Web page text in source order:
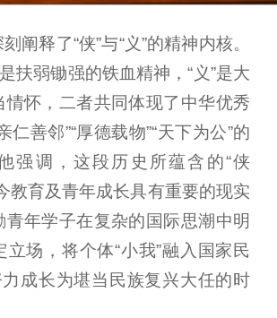
阐释了“侠”与“义”的精神内核。
扶弱锄强的铁血精神，“义”是大
情怀，二者共同体现了中华优秀
仁善邻”“厚德载物”“天下为公”的
强调，这段历史所蕴含的“侠
教育及青年成长具有重要的现实
青年学子在复杂的国际思潮中明
立场，将个体“小我”融入国家民
力成长为堪当民族复兴大任的时